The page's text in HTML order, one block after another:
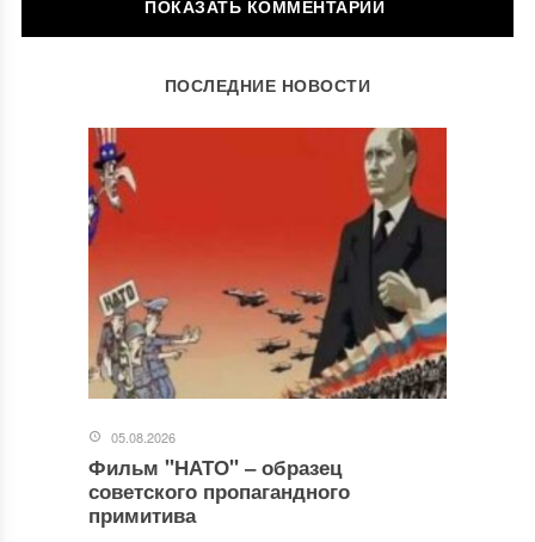
ОСТАВИТЬ КОММЕНТАРИЙ
Ваш адрес email не будет опубликован. Обязательные поля
Комментарий*
ПОСЛЕДНИЕ НОВОСТИ
05.08.2026
Фильм "НАТО" ‒ образец
советского пропагандного
примитива